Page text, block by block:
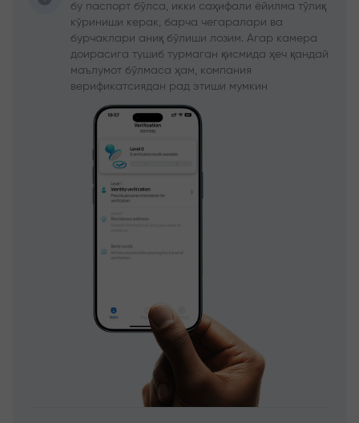
бу паспорт бўлса, икки саҳифали ёйилма тўлиқ
кўриниши керак, барча чегаралари ва
бурчаклари аниқ бўлиши лозим. Агар камера
доираcига тушиб турмаган қисмида ҳеч қандай
маълумот бўлмаса ҳам, компания
верификатсиядан рад этиши мумкин